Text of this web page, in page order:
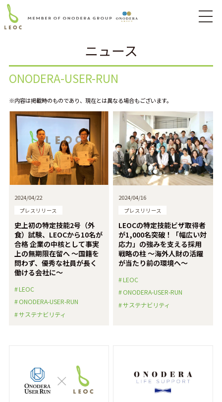
ニュース
ONODERA-USER-RUN
※内容は掲載時のものであり、現在とは異なる場合もございます。
2024/04/22
プレスリリース
史上初の特定技能2号（外
食）試験、LEOCから10名が
合格 企業の中核として事実
上の無期限在留へ ～国籍を
問わず、優秀な社員が長く
働ける会社に～
LEOC
ONODERA-USER-RUN
サステナビリティ
2024/04/16
プレスリリース
LEOCの特定技能ビザ取得者
が1,000名突破！「幅広い対
応力」の強みを支える採用
戦略の柱 ～海外人財の活躍
が当たり前の環境へ～
LEOC
ONODERA-USER-RUN
サステナビリティ